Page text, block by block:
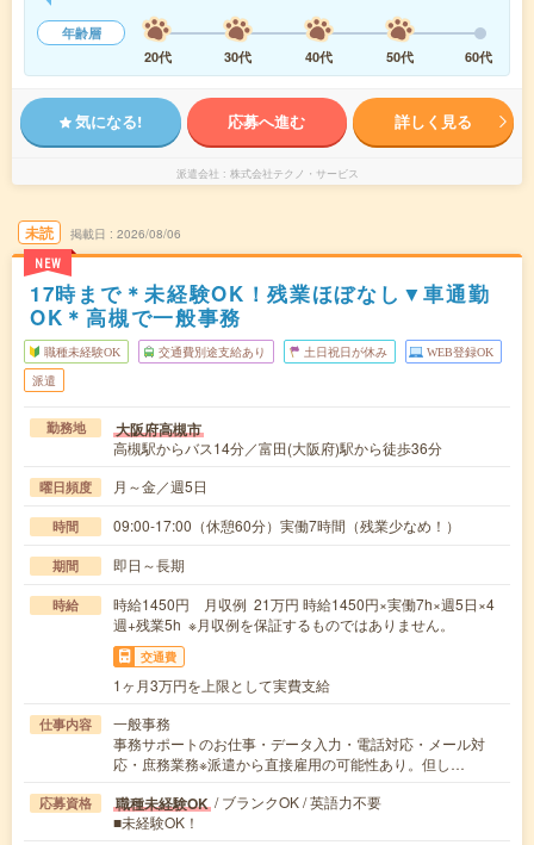
年齢層
20代
30代 40代 50代 60代
気になる! 応募へ進む 詳しく見る
派遣会社 株式会社テクノ・サービス
未読
NEW
掲載日 2026/08/06
17時まで＊未経験OK！残業ほぼなし▼車通勤
OK＊高槻で一般事務
職種未経験OK 交通費別途支給あり 土日祝日が休み WEB登録OK
派遣
勤務地 大阪府高槻市
高槻駅からバス14分／富田(大阪府)駅から徒歩36分
曜日頻度 月～金／週5日
時間 09:00-17:00（休憩60分）実働7時間（残業少なめ！）
期間 即日～長期
時給
時給1450円 月収例 21万円 時給1450円×実働7h×週5日×4
週+残業5h ※月収例を保証するものではありません。
交通費
1ヶ月3万円を上限として実費支給
仕事内容
一般事務
事務サポートのお仕事・データ入力・電話対応・メール対
応・庶務業務※派遣から直接雇用の可能性あり。但し…
応募資格 職種未経験OK / ブランクOK / 英語力不要
■未経験OK！